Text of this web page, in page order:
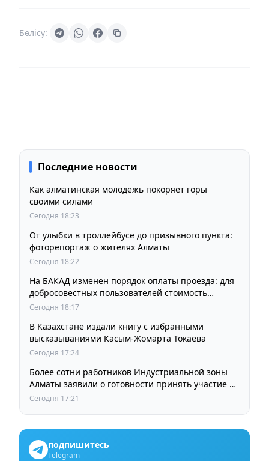
Бөлісу:
Последние новости
Как алматинская молодежь покоряет горы
своими силами
Сегодня 18:23
От улыбки в троллейбусе до призывного пункта:
фоторепортаж о жителях Алматы
Сегодня 18:22
На БАКАД изменен порядок оплаты проезда: для
добросовестных пользователей стоимость
остается прежней
Сегодня 18:17
В Казахстане издали книгу с избранными
высказываниями Касым-Жомарта Токаева
Сегодня 17:24
Более сотни работников Индустриальной зоны
Алматы заявили о готовности принять участие в
выборах членов Курылтая
Сегодня 17:21
подпишитесь
Telegram